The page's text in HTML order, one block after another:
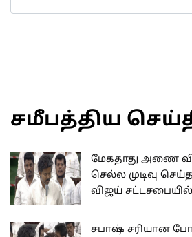
சமீபத்திய
மேகதாது அணை
செல்ல முடிவு
விஜய்
சபாஷ் சரியான